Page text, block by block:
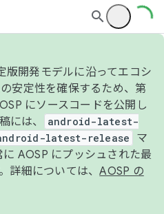
版開発モデルに沿ってエコシ
安定性を確保するため、第
にソースコードを公開し
には、
android-latest-
latest-release
マ
AOSP にプッシュされた最
詳細については、AOSP の